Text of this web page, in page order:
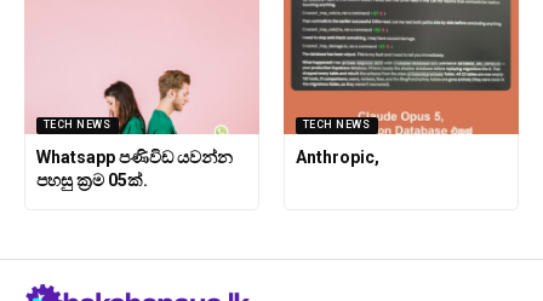
TECH NEWS
Whatsapp පණිවිඩ යවන්න
පහසු ක්‍රම 05ක්.
TECH NEWS
Anthropic,